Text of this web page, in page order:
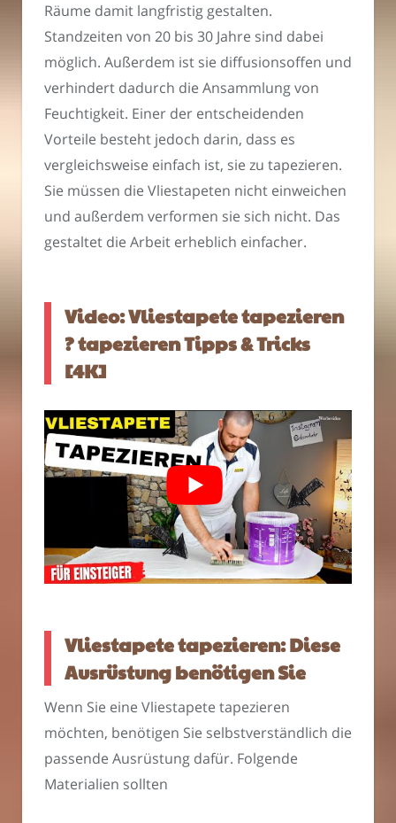
Räume damit langfristig gestalten.
Standzeiten von 20 bis 30 Jahre sind dabei
möglich. Außerdem ist sie diffusionsoffen und
verhindert dadurch die Ansammlung von
Feuchtigkeit. Einer der entscheidenden
Vorteile besteht jedoch darin, dass es
vergleichsweise einfach ist, sie zu tapezieren.
Sie müssen die Vliestapeten nicht einweichen
und außerdem verformen sie sich nicht. Das
gestaltet die Arbeit erheblich einfacher.
Video: Vliestapete tapezieren
? tapezieren Tipps & Tricks
[4K]
Vliestapete tapezieren: Diese
Ausrüstung benötigen Sie
Wenn Sie eine Vliestapete tapezieren
möchten, benötigen Sie selbstverständlich die
passende Ausrüstung dafür. Folgende
Materialien sollten